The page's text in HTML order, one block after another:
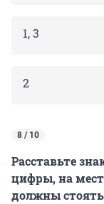
1, 3
2
8 / 10
Расставьте
цифры, на
должны